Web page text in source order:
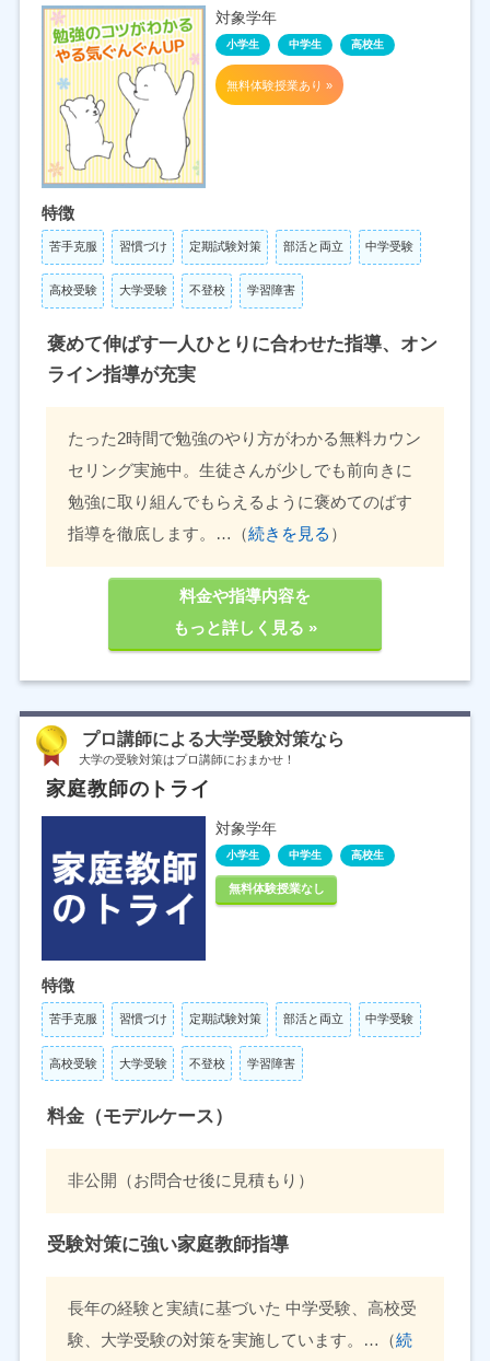
対象学年
小学生 中学生 高校生
無料体験授業あり »
特徴
苦手克服 習慣づけ 定期試験対策 部活と両立 中学受験
高校受験 大学受験 不登校 学習障害
褒めて伸ばす一人ひとりに合わせた指導、オン
ライン指導が充実
たった2時間で勉強のやり方がわかる無料カウン
セリング実施中。生徒さんが少しでも前向きに
勉強に取り組んでもらえるように褒めてのばす
指導を徹底します。…（続きを見る ）
料金や指導内容を
もっと詳しく見る »
プロ講師による大学受験対策なら
大学の受験対策はプロ講師におまかせ！
家庭教師のトライ
対象学年
小学生 中学生 高校生
無料体験授業なし
特徴
苦手克服 習慣づけ 定期試験対策 部活と両立 中学受験
高校受験 大学受験 不登校 学習障害
料金（モデルケース）
非公開（お問合せ後に見積もり）
受験対策に強い家庭教師指導
長年の経験と実績に基づいた 中学受験、高校受
験、大学受験の対策を実施しています。…（続